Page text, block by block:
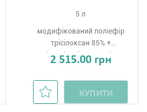
5 л
модифікований поліефір
трісілоксан 85% +
аллілоксіполіетиленгліколь
2 515.00 грн
КУПИТИ